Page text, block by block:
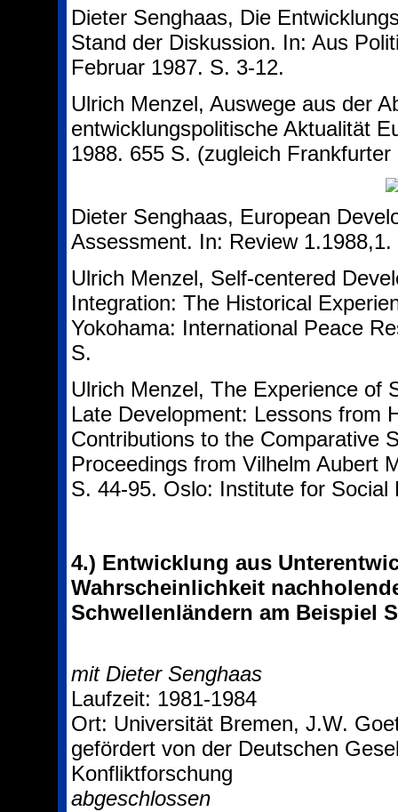
Dieter Senghaas, Die
Stand der Diskussion. In: Aus
Februar 1987. S. 3-12.
Ulrich Menzel, Auswege aus der
entwicklungspolitische Aktualität
1988. 655 S. (zugleich
Dieter Senghaas, European
Assessment. In: Review
Ulrich Menzel, Self-centered
Integration: The Historical
Yokohama: International Peace
S.
Ulrich Menzel, The Experience of
Late Development: Lessons from
Contributions to the Comparative
Proceedings from Vilhelm Aubert
S. 44-95. Oslo: Institute for Social
4.) Entwicklung aus
Wahrscheinlichkeit
Schwellenländern am Beispiel
mit Dieter Senghaas
Laufzeit: 1981-1984
Ort: Universität Bremen, J.W.
gefördert von der Deutschen
Konfliktforschung
abgeschlossen